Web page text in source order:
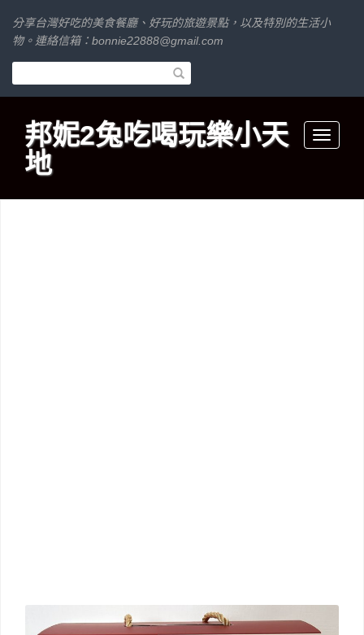
分享台灣好吃的美食餐廳、好玩的旅遊景點，以及特別的生活小
物。連絡信箱： bonnie22888@gmail.com
Toggle
邦妮2兔吃喝玩樂小天
地